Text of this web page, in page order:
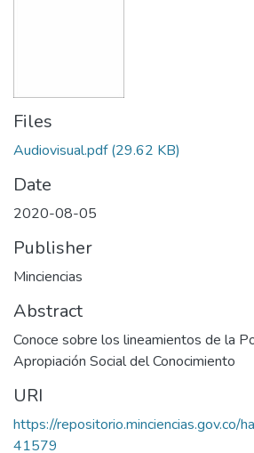
Files
Audiovisual.pdf(29.62 KB)
Date
2020-08-05
Publisher
Minciencias
Abstract
Conoce sobre los lineamientos de la
Apropiación Social del Conocimiento
URI
https://
41579